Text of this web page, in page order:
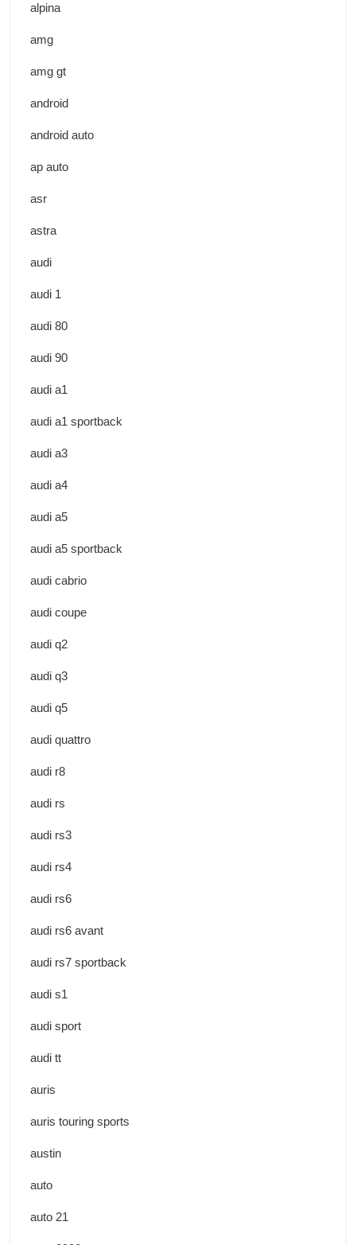
alpina
amg
amg gt
android
android auto
ap auto
asr
astra
audi
audi 1
audi 80
audi 90
audi a1
audi a1 sportback
audi a3
audi a4
audi a5
audi a5 sportback
audi cabrio
audi coupe
audi q2
audi q3
audi q5
audi quattro
audi r8
audi rs
audi rs3
audi rs4
audi rs6
audi rs6 avant
audi rs7 sportback
audi s1
audi sport
audi tt
auris
auris touring sports
austin
auto
auto 21